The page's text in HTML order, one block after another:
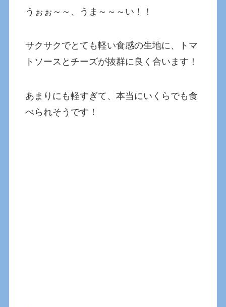
うぉぉ～～、うま～～～い！！
サクサクでとても軽い食感の生地に、トマ
トソースとチーズが抜群に良く合います！
あまりにも軽すぎて、本当にいくらでも食
べられそうです！